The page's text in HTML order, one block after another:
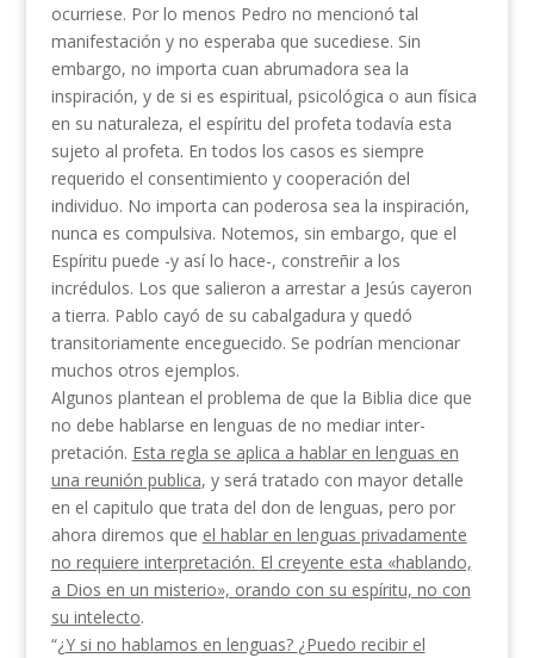
ocurriese. Por lo menos Pedro no mencionó tal
manifestación y no esperaba que sucediese. Sin
embargo, no importa cuan abrumadora sea la
inspiración, y de si es espiritual, psicológica o aun física
en su naturaleza, el espíritu del profeta todavía esta
sujeto al profeta. En todos los casos es siempre
requerido el consentimiento y cooperación del
individuo. No importa can poderosa sea la inspiración,
nunca es compulsiva. Notemos, sin embargo, que el
Espíritu puede -y así lo hace-, constreñir a los
incrédulos. Los que salieron a arrestar a Jesús cayeron
a tierra. Pablo cayó de su cabalgadura y quedó
transitoriamente enceguecido. Se podrían mencionar
muchos otros ejemplos.
Algunos plantean el problema de que la Biblia dice que
no debe hablarse en lenguas de no mediar inter­
pretación. Esta regla se aplica a hablar en lenguas en
una reunión publica, y será tratado con mayor detalle
en el capitulo que trata del don de lenguas, pero por
ahora diremos que el hablar en lenguas pri­vadamente
no requiere interpretación. El creyente esta «hablando,
a Dios en un misterio», orando con su espíritu, no con
su intelecto.
“¿Y si no hablamos en lenguas? ¿Puedo recibir el